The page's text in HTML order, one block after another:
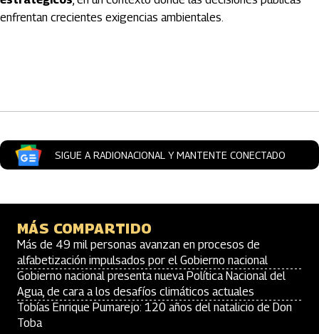
enfrentan crecientes exigencias ambientales.
SIGUE A RADIONACIONAL Y MANTENTE CONECTADO
MÁS COMPARTIDO
Más de 49 mil personas avanzan en procesos de
alfabetización impulsados por el Gobierno nacional
Gobierno nacional presenta nueva Política Nacional del
Agua, de cara a los desafíos climáticos actuales
Tobías Enrique Pumarejo: 120 años del natalicio de Don
Toba